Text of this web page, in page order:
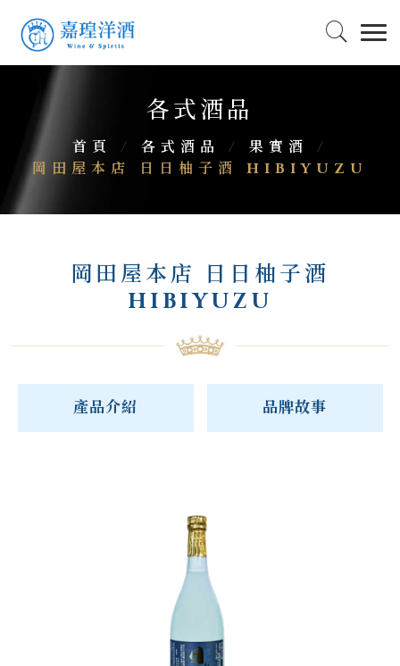
各式酒品
首頁 / 各式酒品 / 果實酒
/
岡田屋本店 日日柚子酒 HIBIYUZU
岡田屋本店 日日柚子酒
HIBIYUZU
產品介紹 品牌故事